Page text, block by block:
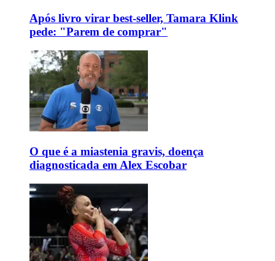
Após livro virar best-seller, Tamara Klink
pede: "Parem de comprar"
O que é a miastenia gravis, doença
diagnosticada em Alex Escobar